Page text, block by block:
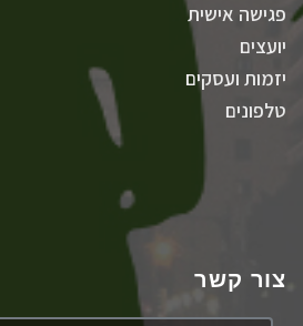
פגישה אישית
יועצים
יזמות ועסקים
טלפונים
צור קשר